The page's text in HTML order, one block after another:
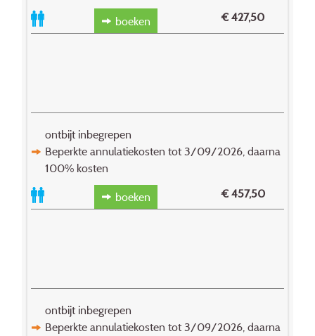
boeken €427,50
ontbijt inbegrepen
Beperkte annulatiekosten tot 3/09/2026, daarna
100% kosten
boeken €457,50
ontbijt inbegrepen
Beperkte annulatiekosten tot 3/09/2026, daarna